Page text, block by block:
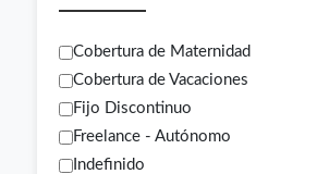
Cobertura de Maternidad
Cobertura de Vacaciones
Fijo Discontinuo
Freelance - Autónomo
Indefinido